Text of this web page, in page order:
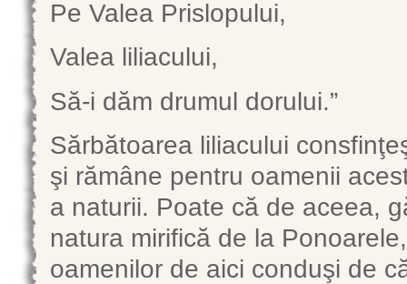
Pe Valea Prislopului,
Valea liliacului,
Să-i dăm drumul dorului.”
Sărbătoarea liliacului
şi rămâne pentru oamenii
a naturii. Poate că de aceea,
natura mirifică de la
oamenilor de aici conduşi de